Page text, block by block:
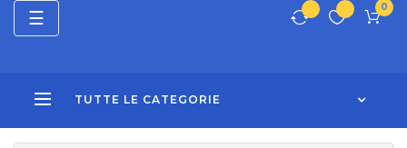
0
TUTTE LE CATEGORIE
navigazione
Toggle
☰